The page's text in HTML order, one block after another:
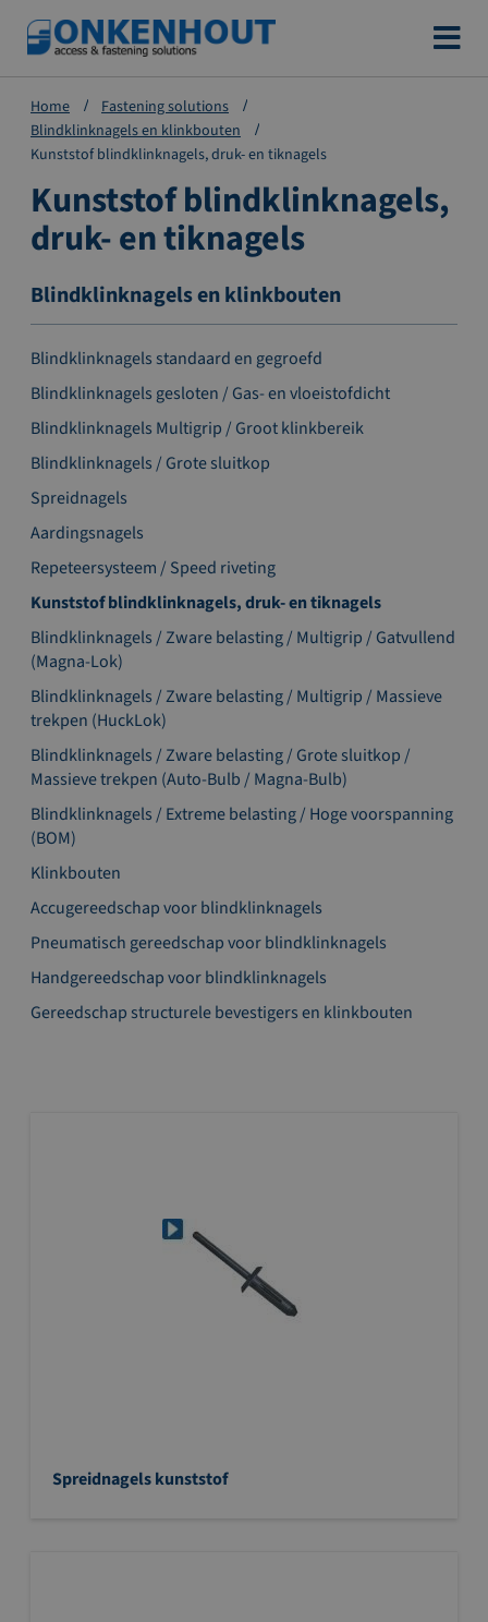
Ga
naar
de
inhoud
Home
Fastening solutions
Blindklinknagels en klinkbouten
Kunststof blindklinknagels, druk- en tiknagels
Kunststof blindklinknagels,
druk- en tiknagels
Spreidnagels kunststof
Blindklinknagels en klinkbouten
Blindklinknagels standaard en gegroefd
Blindklinknagels gesloten / Gas- en vloeistofdicht
Blindklinknagels Multigrip / Groot klinkbereik
Blindklinknagels / Grote sluitkop
Spreidnagels
Aardingsnagels
Repeteersysteem / Speed riveting
Kunststof blindklinknagels, druk- en tiknagels
Blindklinknagels / Zware belasting / Multigrip / Gatvullend
(Magna-Lok)
Blindklinknagels / Zware belasting / Multigrip / Massieve
trekpen (HuckLok)
Blindklinknagels / Zware belasting / Grote sluitkop /
Massieve trekpen (Auto-Bulb / Magna-Bulb)
Blindklinknagels / Extreme belasting / Hoge voorspanning
(BOM)
Klinkbouten
Accugereedschap voor blindklinknagels
Pneumatisch gereedschap voor blindklinknagels
Handgereedschap voor blindklinknagels
Gereedschap structurele bevestigers en klinkbouten